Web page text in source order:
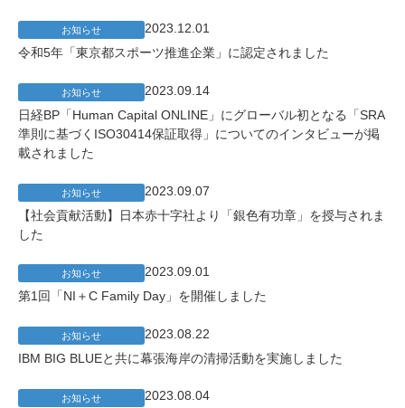
お知らせ
2023.12.01
令和5年「東京都スポーツ推進企業」に認定されました
お知らせ
2023.09.14
日経BP「Human Capital ONLINE」にグローバル初となる「SRA
準則に基づくISO30414保証取得」についてのインタビューが掲
載されました
お知らせ
2023.09.07
【社会貢献活動】日本赤十字社より「銀色有功章」を授与されま
した
お知らせ
2023.09.01
第1回「NI＋C Family Day」を開催しました
お知らせ
2023.08.22
IBM BIG BLUEと共に幕張海岸の清掃活動を実施しました
お知らせ
2023.08.04